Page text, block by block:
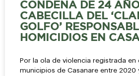
CONDENA DE 24
CABECILLA DEL
GOLFO’
HOMICIDIOS EN
Por la ola de violencia registrada en
municipios de Casanare entre 2020